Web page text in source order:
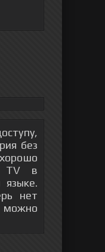
без
TV в
нет
можно